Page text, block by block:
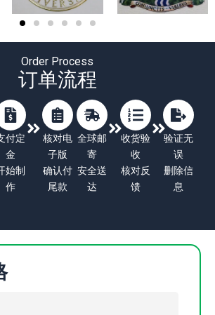
Order Process
订单流程
付定
金
始制
作
核对电
子版
确认付
尾款
全球邮
寄
安全送
达
收货验
收
核对反
馈
验证无
误
删除信
息